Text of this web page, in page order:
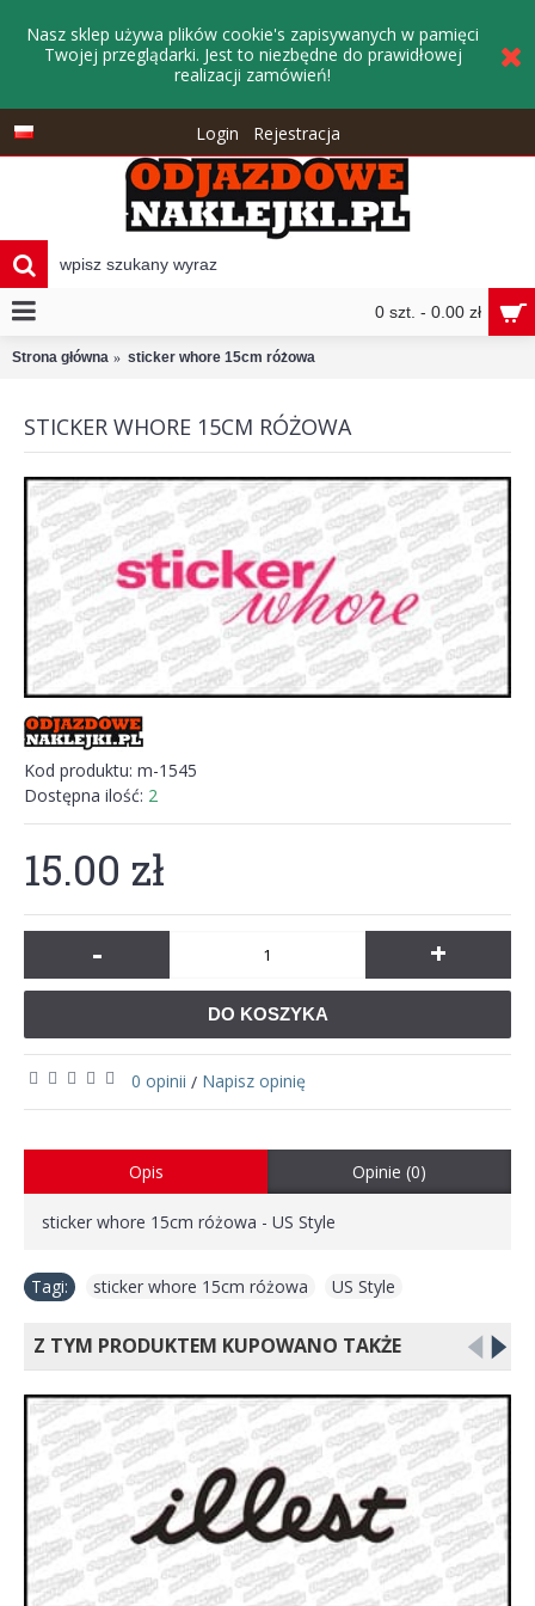
Nasz sklep używa plików cookie's zapisywanych w pamięci
Twojej przeglądarki. Jest to niezbędne do prawidłowej
realizacji zamówień!
Login Rejestracja
0 szt. - 0.00 zł
Strona główna sticker whore 15cm różowa
STICKER WHORE 15CM RÓŻOWA
Kod produktu: m-1545
Dostępna ilość: 2
15.00 zł
- +
DO KOSZYKA
0 opinii / Napisz opinię
Opis Opinie (0)
sticker whore 15cm różowa - US Style
Tagi: sticker whore 15cm różowa US Style
Z TYM PRODUKTEM KUPOWANO TAKŻE